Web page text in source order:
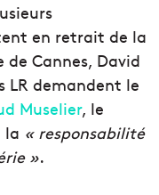
en retrait de la
Cannes, David
LR demandent le
Muselier, le
la « responsabilité
».